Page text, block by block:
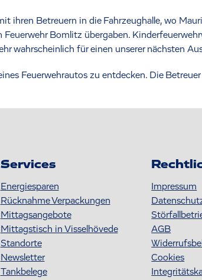
ihren Betreuern in die Fahrzeughalle, wo
Bomlitz übergaben.
wahrscheinlich für einen unserer nächsten
Feuerwehrautos zu entdecken. Die
Services
Energiesparen
Rücknahme Verpackungen
Mittagsangebote
Mittagstisch in Visselhövede
Standorte
Newsletter
Tankbelege
Impressum
AGB
Cookies